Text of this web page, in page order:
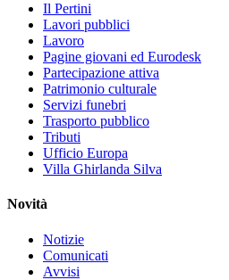
Il Pertini
Lavori pubblici
Lavoro
Pagine giovani ed Eurodesk
Partecipazione attiva
Patrimonio culturale
Servizi funebri
Trasporto pubblico
Tributi
Ufficio Europa
Villa Ghirlanda Silva
Novità
Notizie
Comunicati
Avvisi